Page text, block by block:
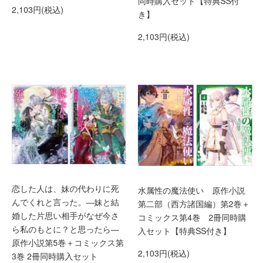
2,103円(税込)
き】
2,103円(税込)
恋した人は、妹の代わりに死
んでくれと言った。―妹と結
婚した片思い相手がなぜ今さ
ら私のもとに？と思ったら―
原作小説第5巻＋コミックス第
3巻 2冊同時購入セット
水属性の魔法使い 原作小説
第二部（西方諸国編）第2巻＋
コミックス第4巻 2冊同時購
入セット【特典SS付き】
2,103円(税込)